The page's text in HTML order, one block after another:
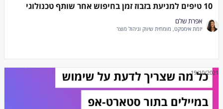
10 טיפים למניעת בזבוז זמן בחיפוש אחר שותף טכנולוגי
אפרת שלם
יזמת אימפקט, מומחית שיווק וניהול מוצר
19/10/2021